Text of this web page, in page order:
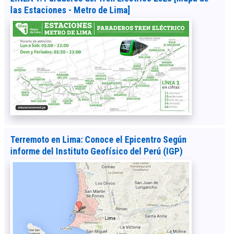
las Estaciones - Metro de Lima]
Terremoto en Lima: Conoce el Epicentro Según
informe del Instituto Geofísico del Perú (IGP)